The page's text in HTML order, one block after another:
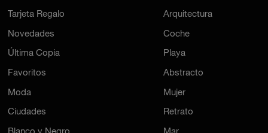
Tarjeta Regalo
Novedades
Última Copia
Favoritos
Moda
Ciudades
Arquitectura
Coche
Playa
Abstracto
Mujer
Retrato